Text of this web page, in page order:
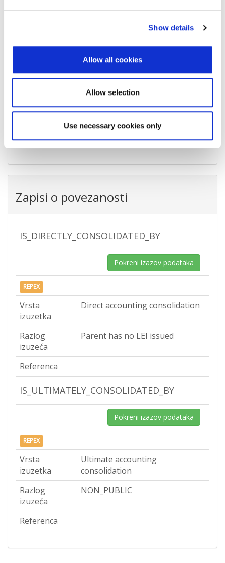
Show details
Allow all cookies
Allow selection
Use necessary cookies only
Grad
Zagreb
Adresa sjedišta subjekta
Adresa
Bani 75/a
10010
Država
Croatia
Zapisi o povezanosti
IS_DIRECTLY_CONSOLIDATED_BY
Pokreni izazov podataka
REPEX
Vrsta
izuzetka
Direct accounting consolidation
Razlog
izuzeća
Parent has no LEI issued
Referenca
IS_ULTIMATELY_CONSOLIDATED_BY
Pokreni izazov podataka
REPEX
Vrsta
izuzetka
Ultimate accounting
consolidation
Razlog
izuzeća
NON_PUBLIC
Referenca